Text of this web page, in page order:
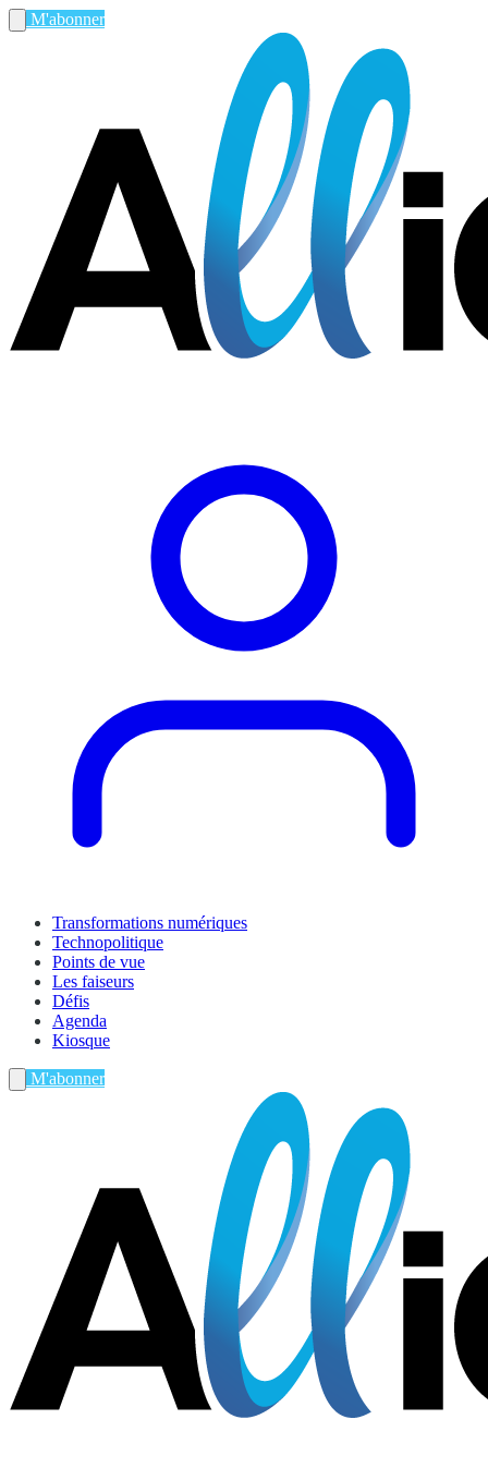
M'abonner
Transformations numériques
Technopolitique
Points de vue
Les faiseurs
Défis
Agenda
Kiosque
M'abonner